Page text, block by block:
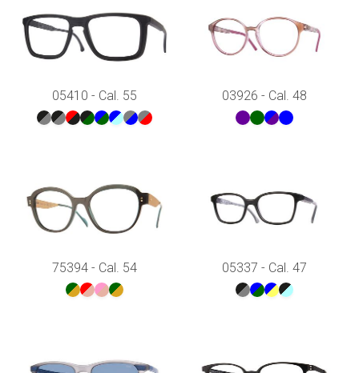
05410 - Cal. 55 03926 - Cal. 48
75394 - Cal. 54 05337 - Cal. 47